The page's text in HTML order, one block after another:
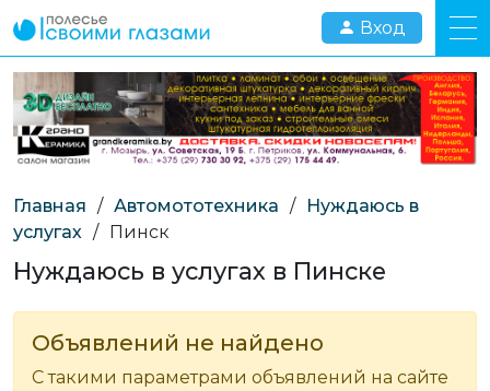
Вход
Главная / Автомототехника /
Нуждаюсь в
услугах / Пинск
Нуждаюсь в услугах в Пинске
Объявлений не найдено
С такими параметрами объявлений на сайте